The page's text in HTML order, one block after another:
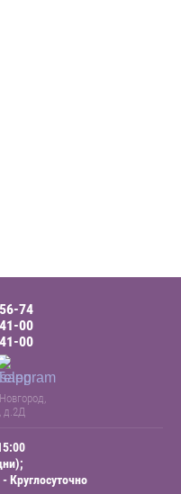
Круглосуточно
74
00
00
д.2Д